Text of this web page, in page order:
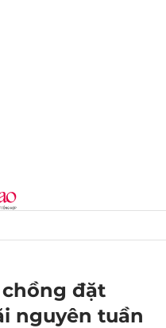
chồng đặt
nguyên tuần